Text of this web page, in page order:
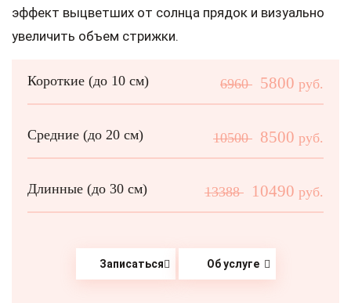
эффект выцветших от солнца прядок и визуально
увеличить объем стрижки.
Короткие (до 10 см) 6960 5800 руб.
Средние (до 20 см) 10500 8500 руб.
Длинные (до 30 см) 13388 10490 руб.
Записаться Об услуге